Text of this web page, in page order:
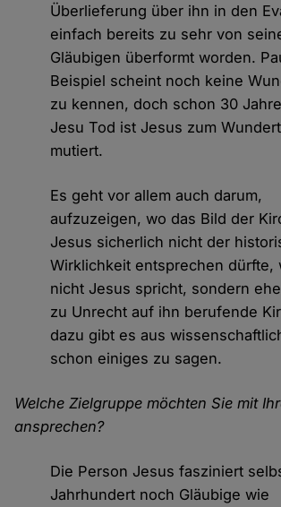
Überlieferung über ihn in den
einfach bereits zu sehr von
Gläubigen überformt worden.
Beispiel scheint noch keine
zu kennen, doch schon 30
Jesu Tod ist Jesus zum
mutiert.
Es geht vor allem auch darum,
aufzuzeigen, wo das Bild der
Jesus sicherlich nicht der
Wirklichkeit entsprechen dürfte,
nicht Jesus spricht, sondern
zu Unrecht auf ihn berufende
dazu gibt es aus
schon einiges zu sagen.
Welche Zielgruppe möchten Sie mit
ansprechen?
Die Person Jesus fasziniert
Jahrhundert noch Gläubige wie